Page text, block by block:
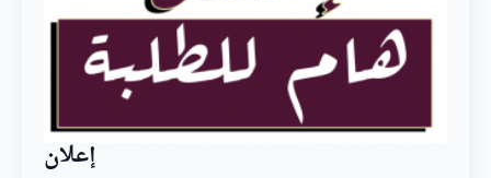
إعلان